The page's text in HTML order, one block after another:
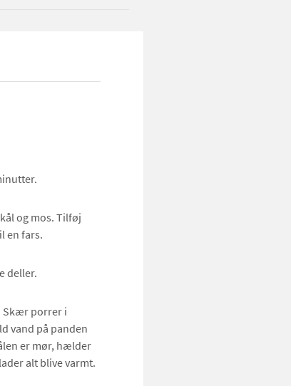
og mos. Tilføj
en fars.
deller.
Skær porrer i
vand på panden
er mør, hælder
alt blive varmt.